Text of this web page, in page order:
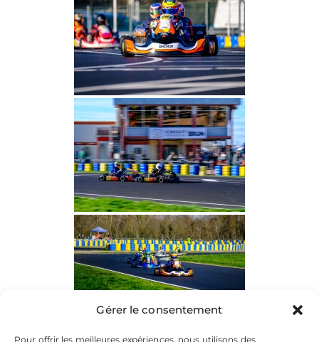
Gérer le consentement
Pour offrir les meilleures expériences, nous utilisons des